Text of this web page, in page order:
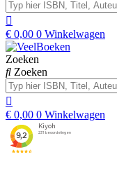
€ 0,00 0 Winkelwagen
Zoeken
Zoeken
€ 0,00 0 Winkelwagen